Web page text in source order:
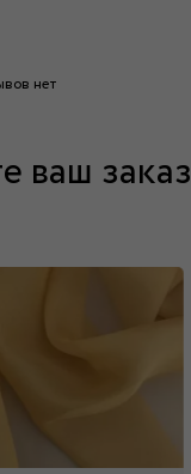
нет
ваш заказ